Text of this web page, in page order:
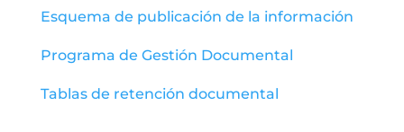
Esquema de publicación de la información
Programa de Gestión Documental
Tablas de retención documental